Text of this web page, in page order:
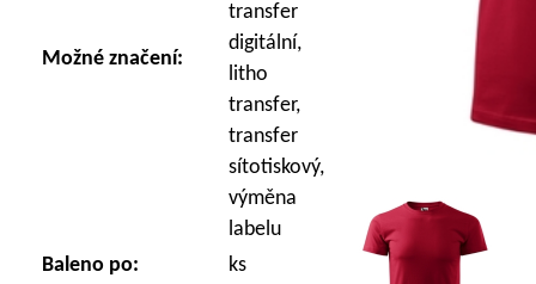
Možné značení:
transfer
digitální,
litho
transfer,
transfer
sítotiskový,
výměna
labelu
Baleno po:
ks